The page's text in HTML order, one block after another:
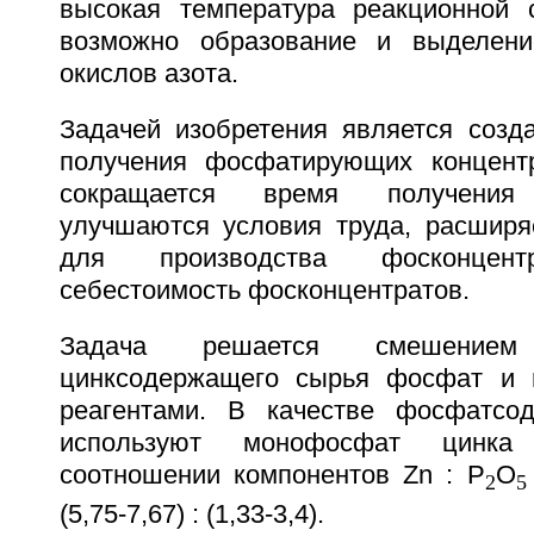
высокая температура реакционной
возможно образование и
окислов азота.
Задачей изобретения является
получения фосфатирующих
сокращается время получения
улучшаются условия труда,
для производства
себестоимость фосконцентратов.
Задача решается
цинксодержащего сырья фосфат и
реагентами. В качестве
используют монофосфат
соотношении компонентов Zn : P2O5
(5,75-7,67) : (1,33-3,4).